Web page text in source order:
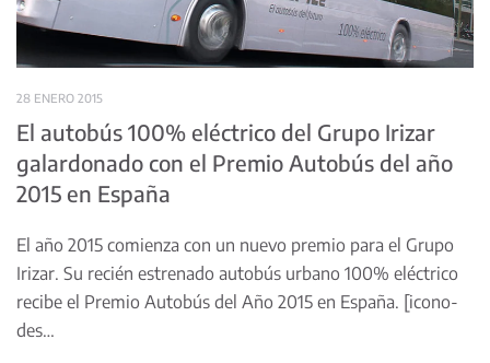
28 ENERO 2015
El autobús 100% eléctrico del Grupo Irizar
galardonado con el Premio Autobús del año
2015 en España
El año 2015 comienza con un nuevo premio para el Grupo
Irizar. Su recién estrenado autobús urbano 100% eléctrico
recibe el Premio Autobús del Año 2015 en España. [icono-
des…